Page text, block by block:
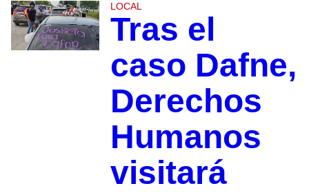
LOCAL
Tras el
caso Dafne,
Derechos
Humanos
visitará